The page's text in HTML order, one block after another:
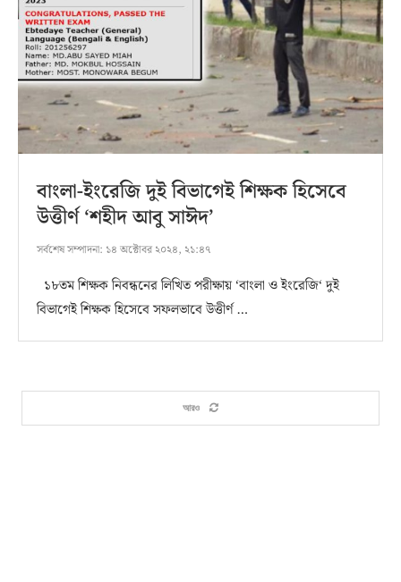
বাংলা-ইংরেজি দুই বিভাগেই শিক্ষক হিসেবে
উত্তীর্ণ ‘শহীদ আবু সাঈদ’
সর্বশেষ সম্পাদনা: ১৪ অক্টোবর ২০২৪, ২১:৪৭
১৮তম শিক্ষক নিবন্ধনের লিখিত পরীক্ষায় ‘বাংলা ও ইংরেজি‘ দুই
বিভাগেই শিক্ষক হিসেবে সফলভাবে উত্তীর্ণ …
আরও